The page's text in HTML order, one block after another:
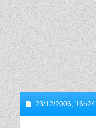
23/12/2006, 16h24